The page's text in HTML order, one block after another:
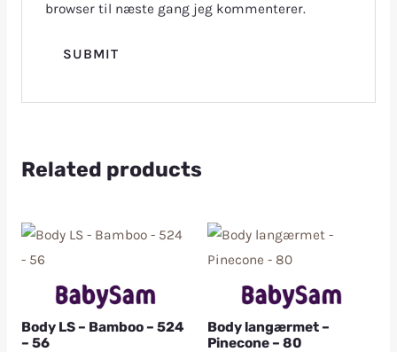
browser til næste gang jeg kommenterer.
Related products
Body LS – Bamboo – 524
– 56
Body langærmet –
Pinecone – 80